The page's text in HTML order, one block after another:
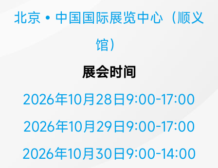
北京•中国国际展览中心（顺义
馆）
展会时间
2026年10月28日9:00-17:00
2026年10月29日9:00-17:00
2026年10月30日9:00-14:00